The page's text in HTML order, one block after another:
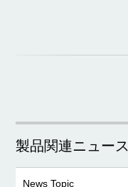
製品関連ニュース
News Topic